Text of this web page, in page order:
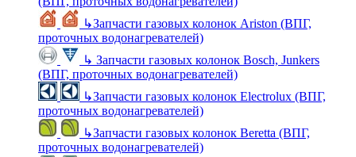
↳Запчасти газовых колонок Ariston (ВПГ,
проточных водонагревателей)
↳ Запчасти газовых колонок Bosch, Junkers
(ВПГ, проточных водонагревателей)
↳Запчасти газовых колонок Electrolux (ВПГ,
проточных водонагревателей)
↳Запчасти газовых колонок Beretta (ВПГ,
проточных водонагревателей)